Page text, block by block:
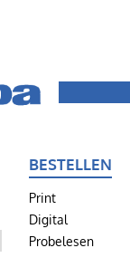
BESTELLEN
Print
Digital
Probelesen